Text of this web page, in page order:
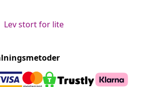
Lev stort for lite